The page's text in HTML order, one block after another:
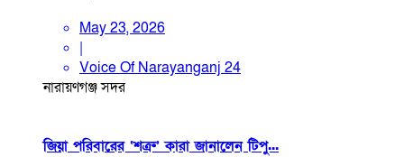
May 23, 2026
|
Voice Of Narayanganj 24
নারায়ণগঞ্জ সদর
জিয়া পরিবারের ‘শত্রু’ কারা জানালেন টিপু...